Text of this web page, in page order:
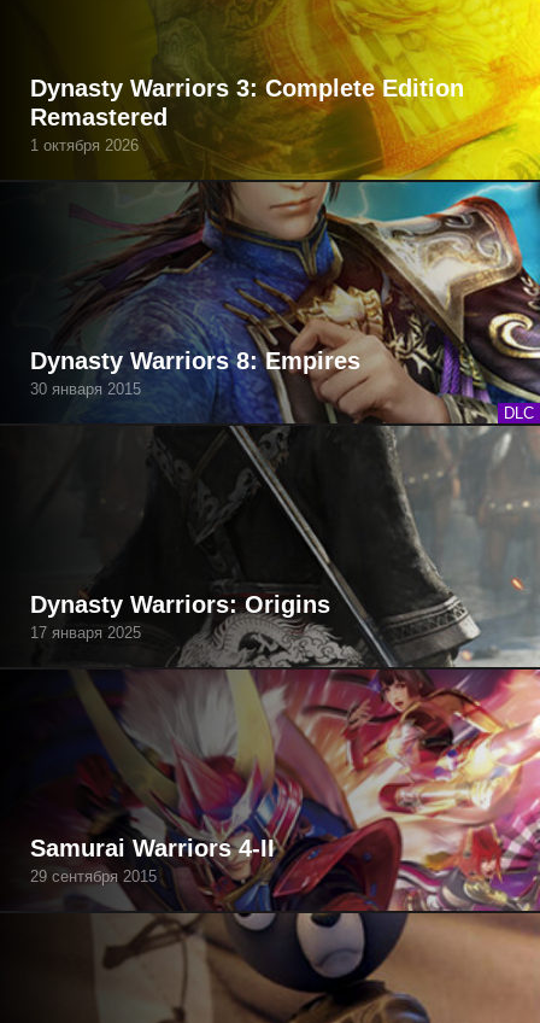
Dynasty Warriors 3: Complete Edition
Remastered
1 октября 2026
DLC
Dynasty Warriors 8: Empires
30 января 2015
Dynasty Warriors: Origins
17 января 2025
Samurai Warriors 4-II
29 сентября 2015